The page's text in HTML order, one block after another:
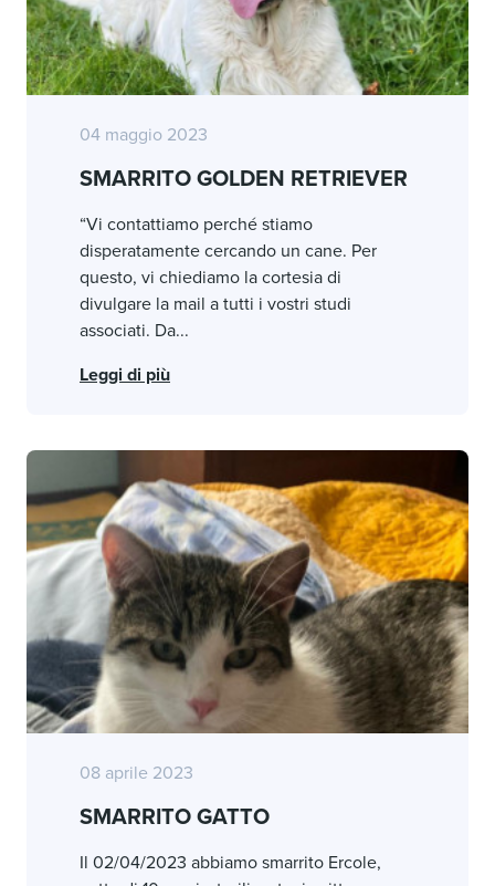
04 maggio 2023
SMARRITO GOLDEN RETRIEVER
“Vi contattiamo perché stiamo
disperatamente cercando un cane. Per
questo, vi chiediamo la cortesia di
divulgare la mail a tutti i vostri studi
associati. Da...
Leggi di più
08 aprile 2023
SMARRITO GATTO
Il 02/04/2023 abbiamo smarrito Ercole,